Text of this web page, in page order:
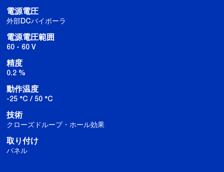
電源電圧
外部DCバイポーラ
電源電圧範囲
60 - 60 V
精度
0.2 %
動作温度
-25 °C / 50 °C
技術
クローズドループ・ホール効果
取り付け
パネル